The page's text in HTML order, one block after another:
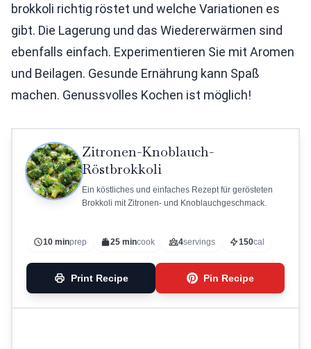
brokkoli richtig röstet und welche Variationen es
gibt. Die Lagerung und das Wiedererwärmen sind
ebenfalls einfach. Experimentieren Sie mit Aromen
und Beilagen. Gesunde Ernährung kann Spaß
machen. Genussvolles Kochen ist möglich!
Zitronen-Knoblauch-
Röstbrokkoli
Ein köstliches und einfaches Rezept für gerösteten
Brokkoli mit Zitronen- und Knoblauchgeschmack.
10 minprep 25 mincook 4servings 150cal
Print Recipe Pin Recipe